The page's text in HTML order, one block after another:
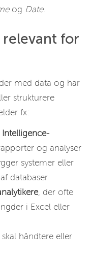
og Date.
for
med data og har
strukturere
fx:
Intelligence-
og analyser
systemer eller
databaser
, der ofte
i Excel eller
håndtere eller